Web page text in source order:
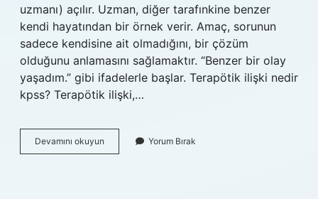
uzmanı) açılır. Uzman, diğer tarafınkine benzer
kendi hayatından bir örnek verir. Amaç, sorunun
sadece kendisine ait olmadığını, bir çözüm
olduğunu anlamasını sağlamaktır. “Benzer bir olay
yaşadım.” gibi ifadelerle başlar. Terapötik ilişki nedir
kpss? Terapötik ilişki,…
Devamını okuyun Rehberlikte
Kendini
Yorum Bırak